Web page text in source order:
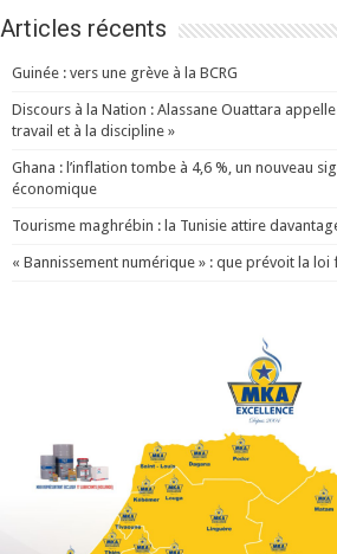
Articles récents
Guinée : vers une grève à la BCRG
Discours à la Nation : Alassane Ouattara
travail et à la discipline »
Ghana : l’inflation tombe à 4,6 %, un nouveau
économique
Tourisme maghrébin : la Tunisie attire
« Bannissement numérique » : que prévoit la loi